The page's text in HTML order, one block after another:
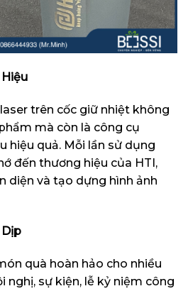
trên cốc giữ nhiệt không
mà còn là công cụ
hiệu quả. Mỗi lần sử dụng
đến thương hiệu của HTI,
diện và tạo dựng hình ảnh
Dịp
quà hoàn hảo cho nhiều
nghị, sự kiện, lễ kỷ niệm công